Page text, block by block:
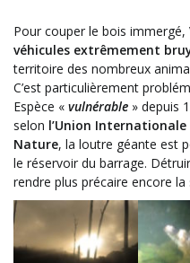
Pour couper le bois
véhicules extrêmement
territoire des nombreux
C’est particulièrement
Espèce « vulnérable » depuis
selon l’Union
Nature, la loutre géante est
le réservoir du barrage.
rendre plus précaire encore la